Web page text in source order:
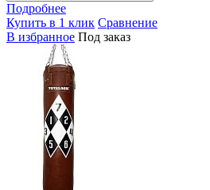
Подробнее
Купить в 1 клик Сравнение
В избранное Под заказ